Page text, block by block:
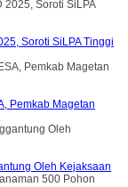
Soroti SiLPA Tinggi
Pemkab Magetan
Oleh Kejaksaan